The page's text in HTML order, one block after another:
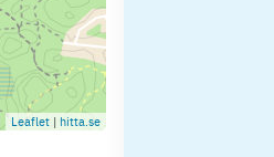
Leaflet | hitta.se